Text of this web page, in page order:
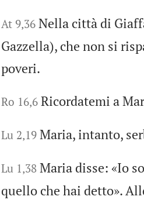
At 9,36 Nella città di
Gazzella), che non si
poveri.
Ro 16,6 Ricordatemi a
Lu 2,19 Maria, intanto,
Lu 1,38 Maria disse: «Io
quello che hai detto».